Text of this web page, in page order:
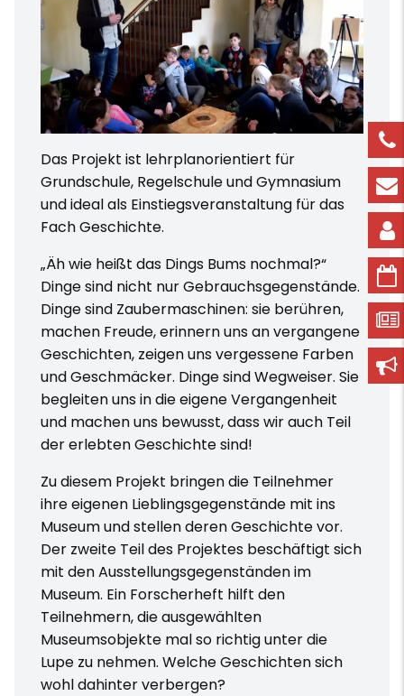
Das Projekt ist lehrplanorientiert für
Grundschule, Regelschule und Gymnasium
und ideal als Einstiegsveranstaltung für das
Fach Geschichte.
„Äh wie heißt das Dings Bums nochmal?“
Dinge sind nicht nur Gebrauchsgegenstände.
Dinge sind Zaubermaschinen: sie berühren,
machen Freude, erinnern uns an vergangene
Geschichten, zeigen uns vergessene Farben
und Geschmäcker. Dinge sind Wegweiser. Sie
begleiten uns in die eigene Vergangenheit
und machen uns bewusst, dass wir auch Teil
der erlebten Geschichte sind!
Zu diesem Projekt bringen die Teilnehmer
ihre eigenen Lieblingsgegenstände mit ins
Museum und stellen deren Geschichte vor.
Der zweite Teil des Projektes beschäftigt sich
mit den Ausstellungsgegenständen im
Museum. Ein Forscherheft hilft den
Teilnehmern, die ausgewählten
Museumsobjekte mal so richtig unter die
Lupe zu nehmen. Welche Geschichten sich
wohl dahinter verbergen?